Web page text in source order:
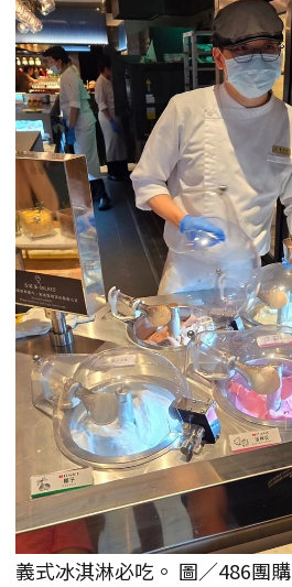
義式冰淇淋必吃。 圖／486團購